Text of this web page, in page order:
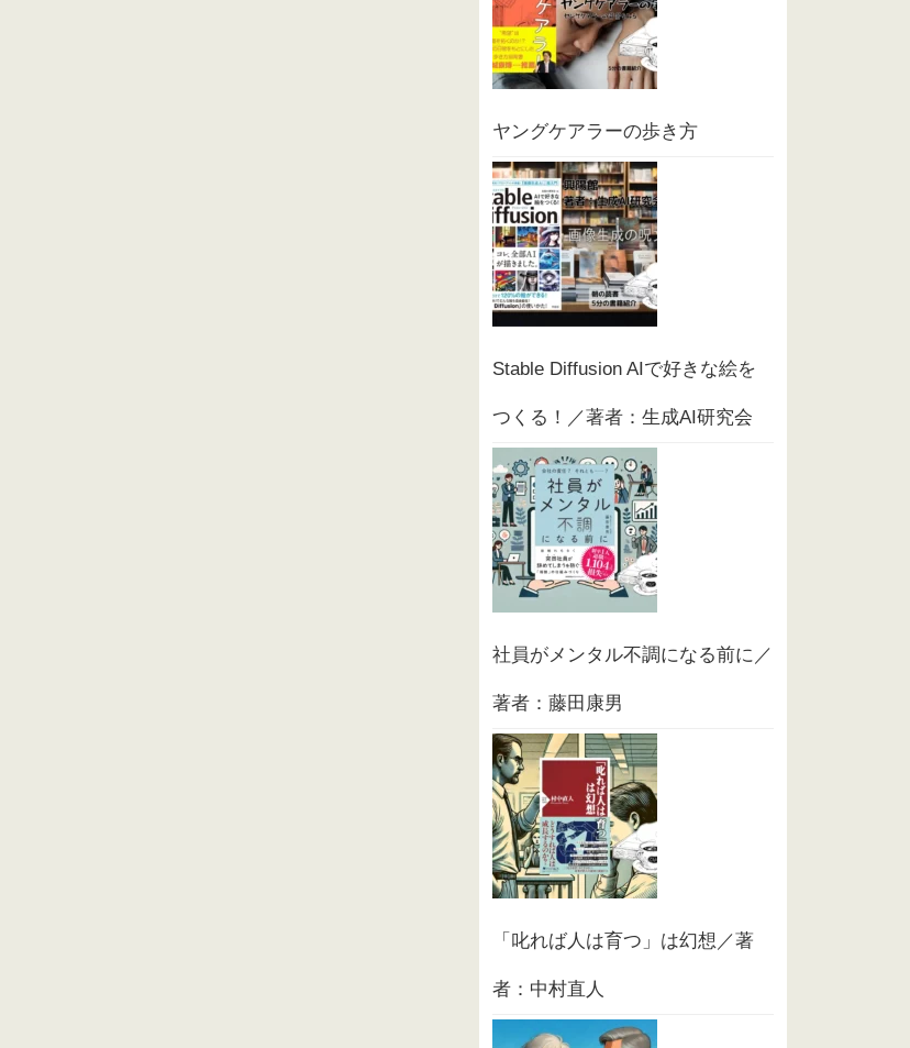
ヤングケアラーの歩き方
Stable Diffusion AIで好きな絵を
つくる！／著者：生成AI研究会
社員がメンタル不調になる前に／
著者：藤田康男
「叱れば人は育つ」は幻想／著
者：中村直人